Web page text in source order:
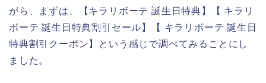
がら、まずは、【キラリボーテ 誕生日特典】【 キラリ
ボーテ 誕生日特典割引セール】【 キラリボーテ 誕生日
特典割引クーポン】という感じで調べてみることにし
ました。